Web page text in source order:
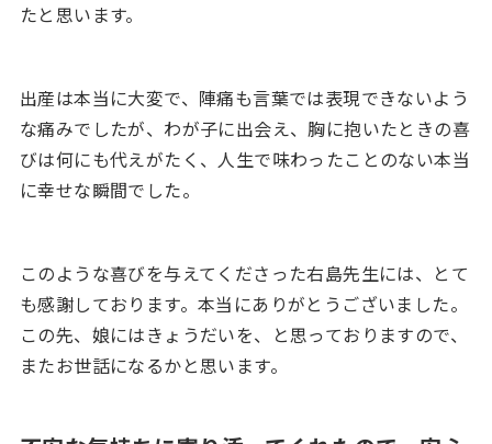
たと思います。
出産は本当に大変で、陣痛も言葉では表現できないよう
な痛みでしたが、わが子に出会え、胸に抱いたときの喜
びは何にも代えがたく、人生で味わったことのない本当
に幸せな瞬間でした。
このような喜びを与えてくださった右島先生には、とて
も感謝しております。本当にありがとうございました。
この先、娘にはきょうだいを、と思っておりますので、
またお世話になるかと思います。